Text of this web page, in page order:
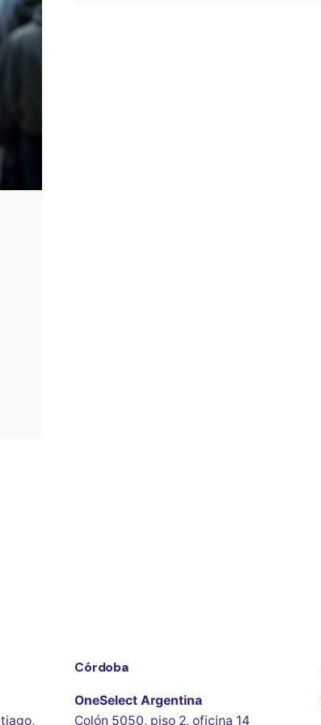
Córdoba
OneSelect Argentina
Colón 5050, piso 2, oficina 14